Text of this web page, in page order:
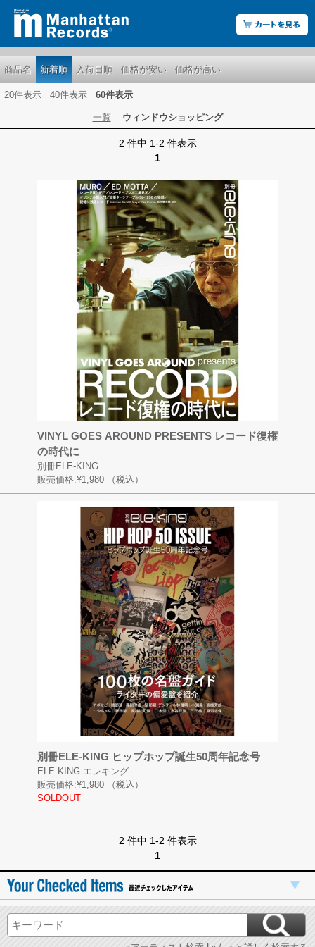
商品名 新着順 入荷日順 価格が安い 価格が高い
20件表示 40件表示 60件表示
一覧 ウィンドウショッピング
2 件中 1-2 件表示
1
VINYL GOES AROUND PRESENTS レコード復権
の時代に
別冊ELE-KING
販売価格:¥1,980 （税込）
別冊ELE-KING ヒップホップ誕生50周年記念号
ELE-KING エレキング
販売価格:¥1,980
（税込）
SOLDOUT
2 件中 1-2 件表示
1